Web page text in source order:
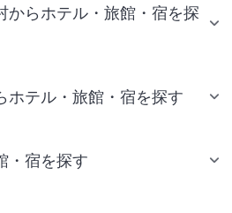
からホテル・旅館・宿を探
ホテル・旅館・宿を探す
・宿を探す